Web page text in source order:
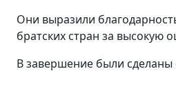
Они выразили
братских стран за высокую
В завершение были